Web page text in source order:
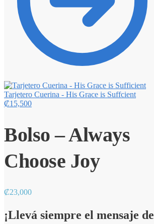
Tarjetero Cuerina - His Grace is Suffcient
₡15,500
Bolso – Always
Choose Joy
₡23,000
¡Llevá siempre el mensaje de